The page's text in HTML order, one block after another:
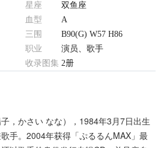
星座
双鱼座
血型
A
三围
B90(G) W57 H86
职业
演员、歌手
收录图集 2册
，かさい なな），1984年3月7日出生
手。2004年获得「ぷるるんMAX」最